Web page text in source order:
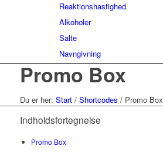
Reaktionshastighed
Alkoholer
Salte
Navngivning
Promo Box
Du er her: Start / Shortcodes / Promo Box
Indholdsfortegnelse
Promo Box